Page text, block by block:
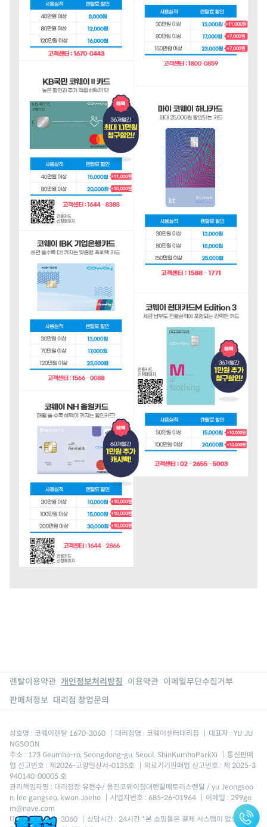
렌탈이용약관 개인정보처리방침 이용약관 이메일무단수집거부
판매처정보 대리점 창업문의
상호명 : 코웨이렌탈 1670-3060 대리점명 : 코웨이센터대리점
대표자 : YU JU
NGSOON
주소 : 173 Geumho-ro, Seongdong-gu, Seoul. ShinKumhoParkXi
통신판매
업 신고번호 : 제2026-고양일산서-0135호
의료기기판매업 신고번호 : 제 2025-3
940140-00005 호
관리책임자명 : 대리점장 유현수/ 웅진코웨이침대렌탈매트리스렌탈 / yu Jeongsoo
n, lee gangseo, kwon Jaeho
사업자번호 : 685-26-01964
이메일 : 299go
m@nave.com
대표번호 : 1670-3060
상담시간 : 24시간 *본 쇼핑몰은 결제 시스템이 없으며, 모